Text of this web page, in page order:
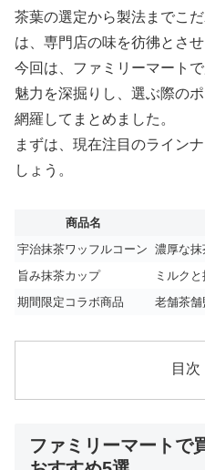
茶葉の選定から製法までこ
は、専門店の味を彷彿とさせ
今回は、ファミリーマート
魅力を深掘りし、選ぶ際の
網羅してまとめました。
まずは、現在注目のライン
しょう。
商品名
宇治抹茶ワッフルコーン 濃厚な
旨み抹茶カップ
ミルク
期間限定コラボ商品
老舗茶
目次
ファミリーマートで